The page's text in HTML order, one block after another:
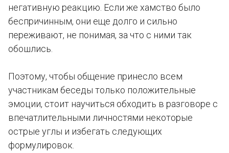
негативную реакцию. Если же хамство было
беспричинным, они еще долго и сильно
переживают, не понимая, за что с ними так
обошлись.
Поэтому, чтобы общение принесло всем
участникам беседы только положительные
эмоции, стоит научиться обходить в разговоре с
впечатлительными личностями некоторые
острые углы и избегать следующих
формулировок.